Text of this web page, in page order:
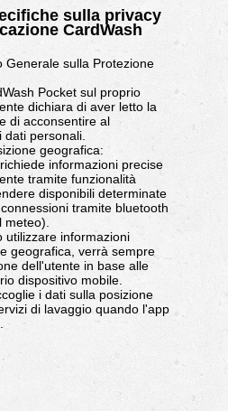
sulla privacy
CardWash
Generale sulla Protezione
Pocket sul proprio
dichiara di aver letto la
di acconsentire al
personali.
geografica:
informazioni precise
tramite funzionalità
disponibili determinate
tramite bluetooth
utilizzare informazioni
geografica, verrà sempre
dell'utente in base alle
dispositivo mobile.
i dati sulla posizione
di lavaggio quando l'app